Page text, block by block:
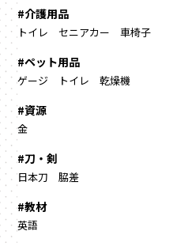
#介護用品
トイレ セニアカー 車椅子
#ペット用品
ゲージ トイレ 乾燥機
#資源
金
#刀・剣
日本刀 脇差
#教材
英語